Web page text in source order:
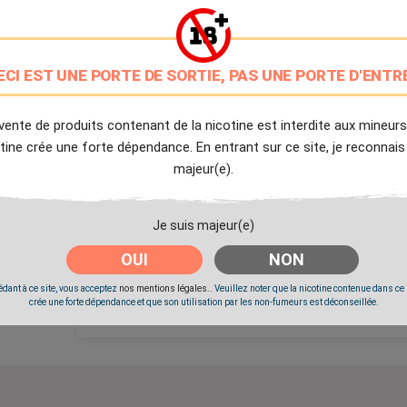
EST UNE PORTE DE SORTIE, PAS UNE PORTE
de produits contenant de la nicotine est interdite aux
crée une forte dépendance. En entrant sur ce site, je
majeur(e).
Je suis majeur(e)
OUI NON
à ce site, vous acceptez nos mentions légales.
. Veuillez noter que la nicotine contenue dans
crée une forte dépendance et que son utilisation par les non-fumeurs est déconseillée.
Avis client de Ciga.fr
à partir de 20€
Expédition Immédiate
Partager Tweet
Livré à partir du Mercredi 12 Août 2026.